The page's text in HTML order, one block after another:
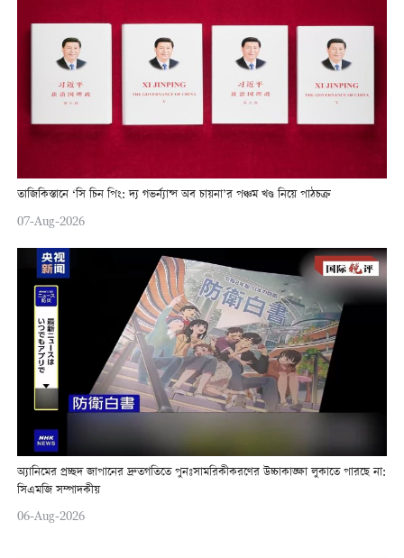
তাজিকিস্তানে ‘সি চিন পিং: দ্য গভর্ন্যান্স অব চায়না’র পঞ্চম খণ্ড নিয়ে পাঠচক্র
07-Aug-2026
অ্যানিমের প্রচ্ছদ জাপানের দ্রুতগতিতে পুনঃসামরিকীকরণের উচ্চাকাঙ্ক্ষা লুকাতে পারছে না:
সিএমজি সম্পাদকীয়
06-Aug-2026